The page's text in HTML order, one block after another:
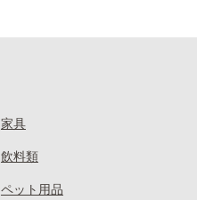
家具
飲料類
ペット用品